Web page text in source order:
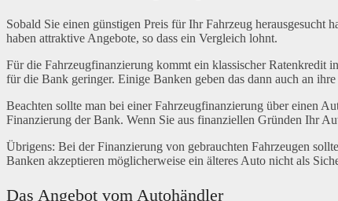
Sobald Sie einen günstigen Preis für Ihr Fahrzeug
haben attraktive Angebote, so dass ein Vergleich lohnt.
Für die Fahrzeugfinanzierung kommt ein klassischer Ratenkredit
für die Bank geringer. Einige Banken geben das dann auch an
Beachten sollte man bei einer Fahrzeugfinanzierung über einen
Finanzierung der Bank. Wenn Sie aus finanziellen Gründen Ihr
Übrigens: Bei der Finanzierung von gebrauchten Fahrzeugen
Banken akzeptieren möglicherweise ein älteres Auto nicht als
Das Angebot vom Autohändler